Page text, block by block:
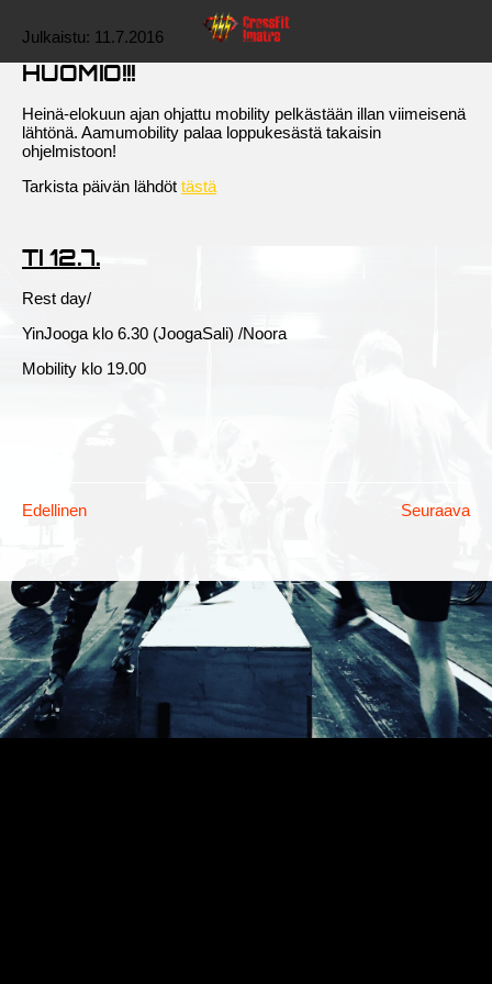
Julkaistu: 11.7.2016
HUOMIO!!!
Heinä-elokuun ajan ohjattu mobility pelkästään illan viimeisenä
lähtönä. Aamumobility palaa loppukesästä takaisin
ohjelmistoon!
Tarkista päivän lähdöt tästä
TI 12.7.
Rest day/
YinJooga klo 6.30 (JoogaSali) /Noora
Mobility klo 19.00
Edellinen Seuraava